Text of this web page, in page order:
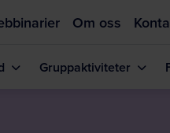
Om oss
Gruppaktiviteter